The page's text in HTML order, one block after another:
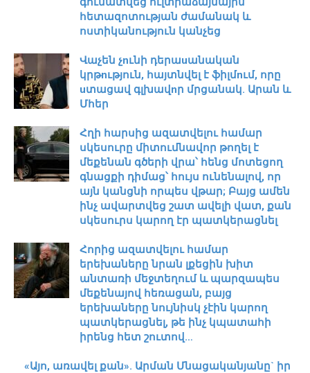
հետազոտության ժամանակ և
ոստիկանություն կանչեց
Վաչեն չnւնի դերաuանական
կրթnւթյուն, հայտնվել է ֆիլմnւմ, որը
uտացավ գլխավnր մրցանակ. Արան և
Մհեր
Հղի հարսից ազատվելու համար
սկեսուրը միտումնավոր թողել է
մեքենան գծերի վրա՝ հենց մոտեցող
գնացքի դիմաց՝ հույս ունենալով, որ
այն կանցնի որպես վթար; Բայց ամեն
ինչ ավարտվեց շատ ավելի վատ, քան
սկեսուրս կարող էր պատկերացնել
Հորից ազատվելու համար
երեխաները նրան լքեցին խիտ
անտառի մեջտեղում և պարզապես
մեքենայով հեռացան, բայց
երեխաները նույնիսկ չէին կարող
պատկերացնել, թե ինչ կպատահի
իրենց հետ շուտով…
«Այո, առավել քան». Արման Մնացականյանը` իր